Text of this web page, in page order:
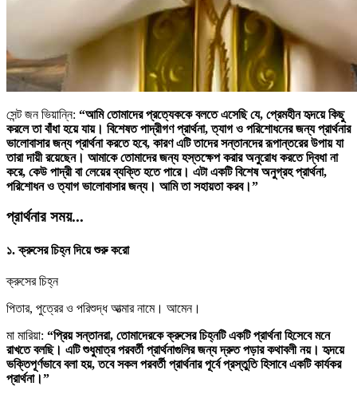
সেন্ট জন ভিয়ান্নি: “আমি তোমাদের প্রত্যেককে বলতে এসেছি যে, প্রেমহীন হৃদয়ে কিছু
করলে তা বাঁধা হয়ে যায়। বিশেষত পাদ্রীগণ প্রার্থনা, ত্যাগ ও পরিশোধনের জন্য প্রার্থনার
ভালোবাসার জন্য প্রার্থনা করতে হবে, কারণ এটি তাদের সন্তানদের রূপান্তরের উপায় যা
তারা দায়ী রয়েছেন। আমাকে তোমাদের জন্য হস্তক্ষেপ করার অনুরোধ করতে দ্বিধা না
করে, কেউ পাদ্রী বা লেয়ের ব্যক্তি হতে পারে। এটা একটি বিশেষ অনুগ্রহ প্রার্থনা,
পরিশোধন ও ত্যাগ ভালোবাসার জন্য। আমি তা সহায়তা করব।”
প্রার্থনার সময়...
১. ক্রুসের চিহ্ন দিয়ে শুরু করো
ক্রুসের চিহ্ন
পিতার, পুত্রের ও পরিশুদ্ধ আত্মার নামে। আমেন।
মা মারিয়া: “প্রিয় সন্তানরা, তোমাদেরকে ক্রুসের চিহ্নটি একটি প্রার্থনা হিসেবে মনে
রাখতে বলছি। এটি শুধুমাত্র পরবর্তী প্রার্থনাগুলির জন্য দ্রুত পড়ার কথাবলী নয়। হৃদয়ে
ভক্তিপূর্ণভাবে বলা হয়, তবে সকল পরবর্তী প্রার্থনার পূর্বে প্রস্তুতি হিসাবে একটি কার্যকর
প্রার্থনা।”